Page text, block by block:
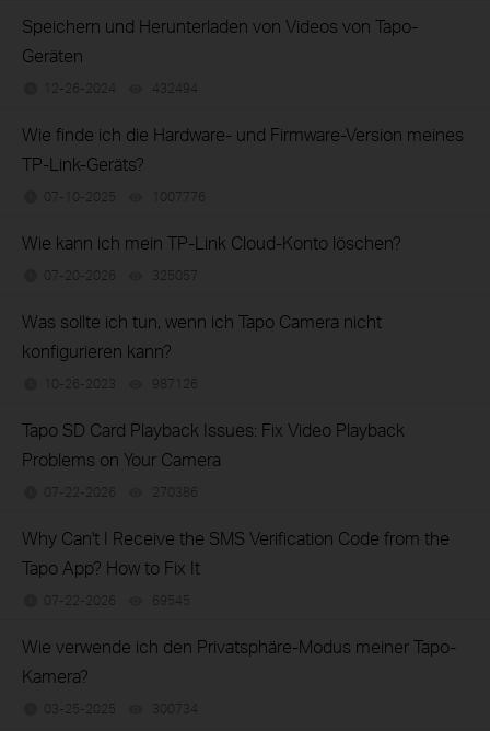
Speichern und Herunterladen von Videos von Tapo-
Geräten
12-26-2024 432494
Wie finde ich die Hardware- und Firmware-Version meines
TP-Link-Geräts?
07-10-2025 1007776
Wie kann ich mein TP-Link Cloud-Konto löschen?
07-20-2026 325057
Was sollte ich tun, wenn ich Tapo Camera nicht
konfigurieren kann?
10-26-2023 987126
Tapo SD Card Playback Issues: Fix Video Playback
Problems on Your Camera
07-22-2026 270386
Why Can't I Receive the SMS Verification Code from the
Tapo App? How to Fix It
07-22-2026 69545
Wie verwende ich den Privatsphäre-Modus meiner Tapo-
Kamera?
03-25-2025 300734